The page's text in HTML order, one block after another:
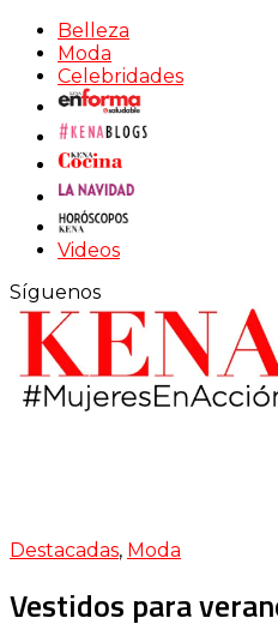
Belleza
Moda
Celebridades
Videos
Síguenos
Destacadas, Moda
Vestidos para